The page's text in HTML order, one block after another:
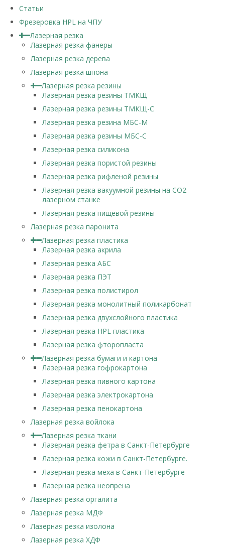
Статьи
Фрезеровка HPL на ЧПУ
Лазерная резка
Лазерная резка фанеры
Лазерная резка дерева
Лазерная резка шпона
Лазерная резка резины
Лазерная резка резины ТМКЩ
Лазерная резка резины ТМКЩ-С
Лазерная резка резина МБС-М
Лазерная резка резины МБС-С
Лазерная резка силикона
Лазерная резка пористой резины
Лазерная резка рифленой резины
Лазерная резка вакуумной резины на CO2
лазерном станке
Лазерная резка пищевой резины
Лазерная резка паронита
Лазерная резка пластика
Лазерная резка акрила
Лазерная резка АБС
Лазерная резка ПЭТ
Лазерная резка полистирол
Лазерная резка монолитный поликарбонат
Лазерная резка двухслойного пластика
Лазерная резка HPL пластика
Лазерная резка фторопласта
Лазерная резка бумаги и картона
Лазерная резка гофрокартона
Лазерная резка пивного картона
Лазерная резка электрокартона
Лазерная резка пенокартона
Лазерная резка войлока
Лазерная резка ткани
Лазерная резка фетра в Санкт-Петербурге
Лазерная резка кожи в Санкт-Петербурге.
Лазерная резка меха в Санкт-Петербурге
Лазерная резка неопрена
Лазерная резка оргалита
Лазерная резка МДФ
Лазерная резка изолона
Лазерная резка ХДФ